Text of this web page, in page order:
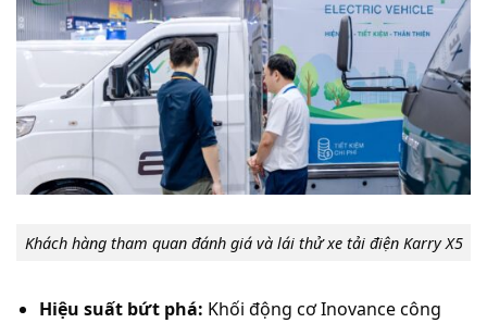
Khách hàng tham quan đánh giá và lái thử xe tải điện Karry X5
Hiệu suất bứt phá: Khối động cơ Inovance công